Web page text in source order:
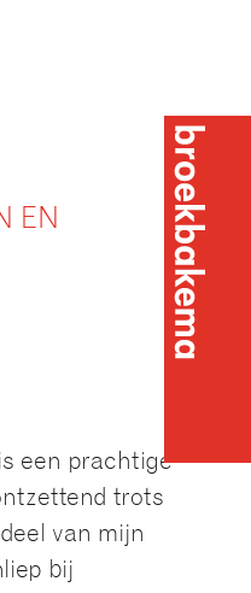
EN
een prachtige
trots
van mijn
bij